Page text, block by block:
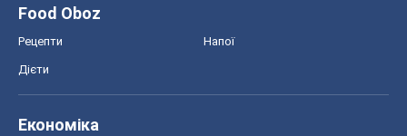
Food Oboz
Рецепти Напої
Дієти
Економіка